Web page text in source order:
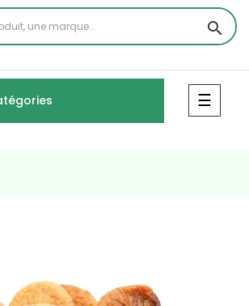
search
☰